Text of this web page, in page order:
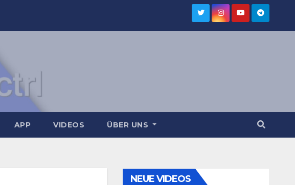
APP VIDEOS ÜBER UNS
NEUE VIDEOS